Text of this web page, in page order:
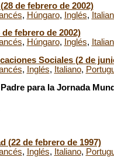
de febrero de 2002)
, Húngaro, Inglés,
febrero de 2002)
, Húngaro, Inglés,
Sociales (2 de
, Inglés, Italiano,
para la Jornada
(22 de febrero de 1997)
, Inglés, Italiano,